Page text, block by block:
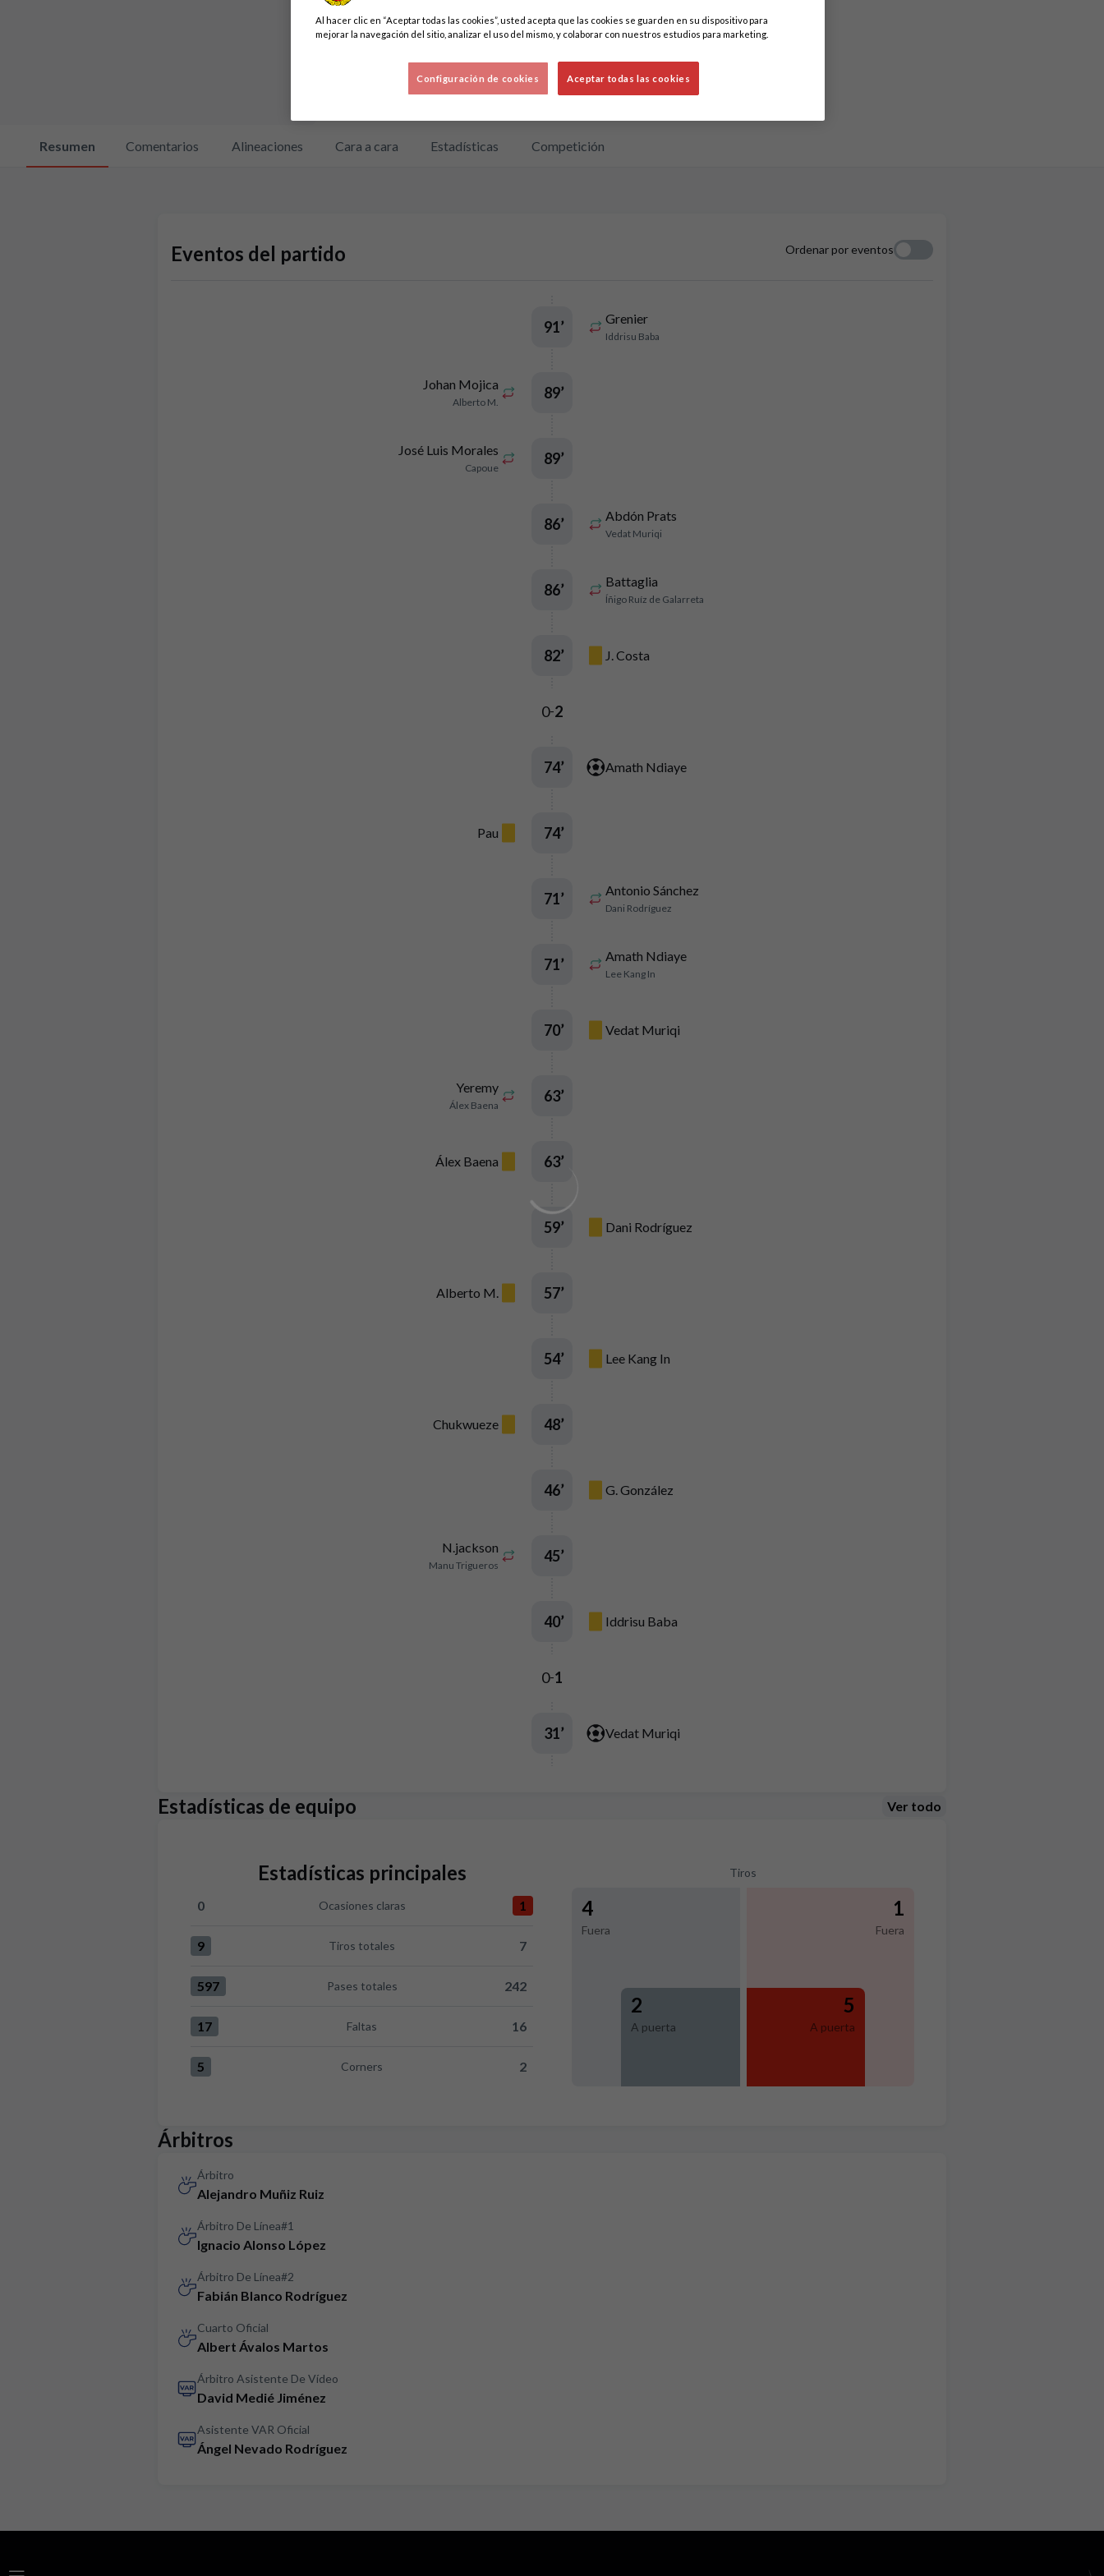
Resumen Comentarios Alineaciones Cara a cara Estadísticas Competición
Eventos del partido Ordenar por eventos
Grenier
Iddrisu Baba
91’
Johan Mojica
Alberto M.
89’
José Luis Morales
Capoue
89’
Abdón Prats
Vedat Muriqi
86’
Battaglia
Íñigo Ruíz de Galarreta
86’
J. Costa
82’
0-2
Amath Ndiaye
74’
Pau 74’
Antonio Sánchez
Dani Rodríguez
71’
Amath Ndiaye
Lee Kang In
71’
Vedat Muriqi
70’
Yeremy
Álex Baena
63’
Álex Baena 63’
Dani Rodríguez
59’
Alberto M. 57’
Lee Kang In
54’
Chukwueze 48’
G. González
46’
N.jackson
Manu Trigueros
45’
Iddrisu Baba
40’
0-1
Vedat Muriqi
31’
Estadísticas de equipo Ver todo
Estadísticas principales
Ocasiones claras:Villarreal CF 0 versus RCD Mallorca 1
0 Ocasiones claras 1
Tiros totales:Villarreal CF 9 versus RCD Mallorca 7
9 Tiros totales 7
Pases totales:Villarreal CF 597 versus RCD Mallorca 242
597 Pases totales 242
Faltas:Villarreal CF 17 versus RCD Mallorca 16
17 Faltas 16
Corners:Villarreal CF 5 versus RCD Mallorca 2
5 Corners 2
Tiros
4
Fuera
2
A puerta
1
Fuera
5
A puerta
Árbitros
Árbitro
Alejandro Muñiz Ruiz
Árbitro De Línea#1
Ignacio Alonso López
Árbitro De Línea#2
Fabián Blanco Rodríguez
Cuarto Oficial
Albert Ávalos Martos
Árbitro Asistente De Vídeo
David Medié Jiménez
Asistente VAR Oficial
Ángel Nevado Rodríguez
Al hacer clic en “Aceptar todas las cookies”, usted acepta que las cookies se guarden en su dispositivo para
mejorar la navegación del sitio, analizar el uso del mismo, y colaborar con nuestros estudios para marketing.
Aceptar todas las cookies
Configuración de cookies